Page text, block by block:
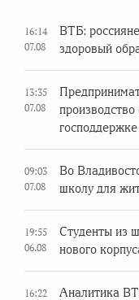
16:14
07.08
ВТБ:
здоровый
13:35
07.08
господдержке
09:03
07.08
Во
школу для
19:55
06.08
Студенты из
нового
16:22
Аналитика